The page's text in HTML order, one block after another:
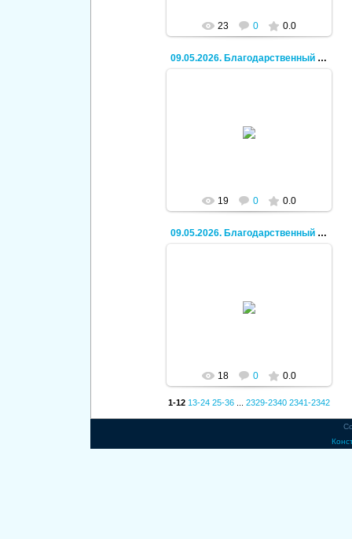
23 0 0.0
09.05.2026. Благодарственный молебен.
19 0 0.0
09.05.2026. Благодарственный молебен.
18 0 0.0
1-12 13-24 25-36 2329-2340 2341-2342